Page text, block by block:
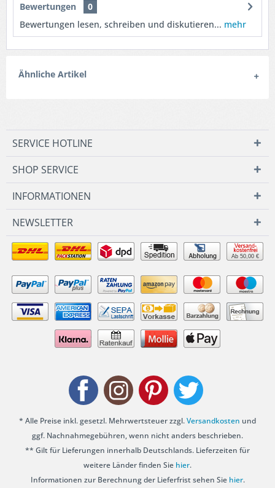
Bewertungen
0
Bewertungen lesen, schreiben und diskutieren... mehr
Ähnliche Artikel
SERVICE HOTLINE
SHOP SERVICE
INFORMATIONEN
NEWSLETTER
Ab 50,00 €
* Alle Preise inkl. gesetzl. Mehrwertsteuer zzgl.Versandkosten und
ggf. Nachnahmegebühren, wenn nicht anders beschrieben.
** Gilt für Lieferungen innerhalb Deutschlands. Lieferzeiten für
weitere Länder finden Sie hier.
Informationen zur Berechnung der Lieferfrist sehen Sie hier.